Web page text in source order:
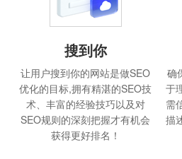
搜到你
让用户搜到你的网站是做SEO
优化的目标,拥有精湛的SEO技
术、丰富的经验技巧以及对
SEO规则的深刻把握才有机会
获得更好排名！
确
于
需
描